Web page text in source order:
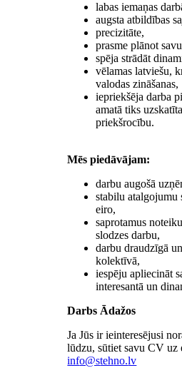
labas iemaņas
augsta atbildības
precizitāte,
prasme plānot
spēja strādāt
vēlamas latviešu,
valodas zināšanas,
iepriekšēja darba
amatā tiks
priekšrocību.
Mēs piedāvājam:
darbu augošā
stabilu atalgojumu
eiro,
saprotamus
slodzes darbu,
darbu draudzīgā
kolektīvā,
iespēju apliecināt
interesantā un
Darbs Ādažos
Ja Jūs ir ieinteresējusi
lūdzu, sūtiet savu CV uz